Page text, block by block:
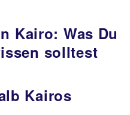
Kairo: Was Du
solltest
Kairos